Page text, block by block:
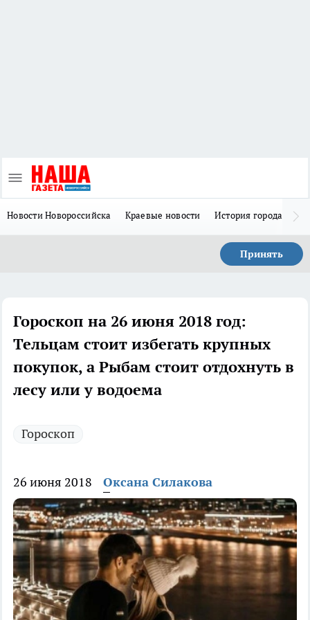
Новости Новороссийска Краевые новости История города Н
Принять
Гороскоп на 26 июня 2018 год:
Тельцам стоит избегать крупных
покупок, а Рыбам стоит отдохнуть в
лесу или у водоема
Гороскоп
26 июня 2018 Оксана Силакова